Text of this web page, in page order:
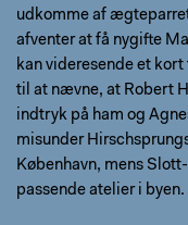
udkomme af
afventer at få nygifte
kan videresende et
til at nævne, at Robert
indtryk på ham og
misunder
København, mens
passende atelier i byen.